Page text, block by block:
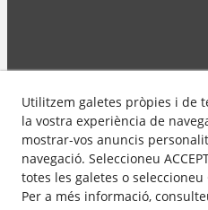
Utilitzem galetes pròpies i de
la vostra experiència de
mostrar-vos anuncis
navegació. Seleccioneu
totes les galetes o
Per a més informació,